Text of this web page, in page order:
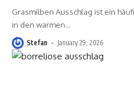
Grasmilben Ausschlag ist ein
in den warmen…
Stefan January 29, 2026